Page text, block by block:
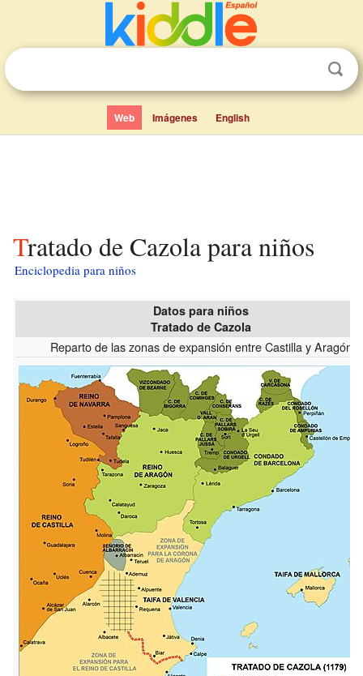
Web Imágenes English
Tratado de Cazola para niños
Enciclopedia para niños
Datos para niños
Tratado de Cazola
Reparto de las zonas de expansión entre Castilla y Aragón